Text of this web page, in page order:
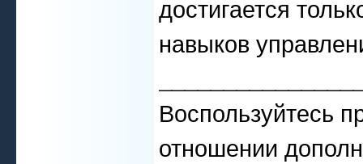
достигается
навыков
Воспользуйтесь
отношении